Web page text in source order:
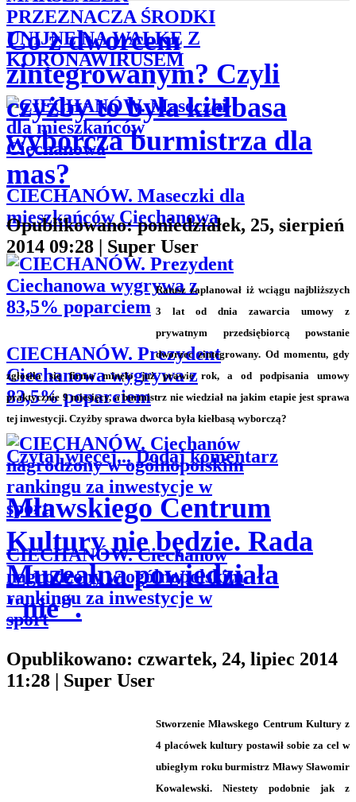
PRZEZNACZA ŚRODKI
UNIJNE NA WALKĘ Z
KORONAWIRUSEM
CIECHANÓW. Maseczki dla
mieszkańców Ciechanowa
CIECHANÓW. Prezydent
Ciechanowa wygrywa z
83,5% poparciem
CIECHANÓW. Ciechanów
nagrodzony w ogólnopolskim
rankingu za inwestycje w
sport
Co z dworcem
zintegrowanym? Czyli
czyżby to była kiełbasa
wyborcza burmistrza dla
mas?
Opublikowano: poniedziałek, 25, sierpień
2014 09:28
Super User
Ratusz zaplanował iż wciągu najbliższych
3 lat od dnia zawarcia umowy z
prywatnym przedsiębiorcą powstanie
dworzec zintegrowany. Od momentu, gdy
zgłosiła się firma minęło już prawie rok, a od podpisania umowy
praktycznie 9 miesięcy, a burmistrz nie wiedział na jakim etapie jest sprawa
tej inwestycji. Czyżby sprawa dworca była kiełbasą wyborczą?
Czytaj więcej... Dodaj komentarz
Mławskiego Centrum
Kultury nie będzie. Rada
Muzealna powiedziała
"nie".
Opublikowano: czwartek, 24, lipiec 2014
11:28 | Super User
Stworzenie Mławskego Centrum Kultury z
4 placówek kultury postawił sobie za cel w
ubiegłym roku burmistrz Mławy Sławomir
Kowalewski. Niestety podobnie jak z